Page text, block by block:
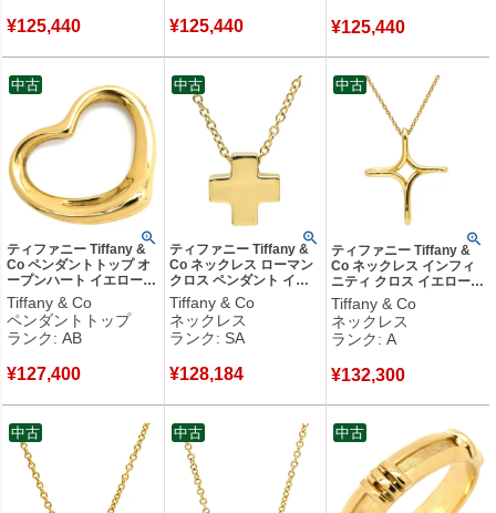
¥125,440 ¥125,440 ¥125,440
ティファニー Tiffany &
Co ペンダントトップ オ
ープンハート イエローゴ
ールド エルサペレッティ
ネックレストップ 18K
750 YG 【中古】中古品
Tiffany & Co
ペンダントトップ
ランク: AB
¥127,400
中古
ティファニー Tiffany &
Co ネックレス ローマン
クロス ペンダント イエ
ローゴールド T＆Co. 十
字架 CROSS 750YG 18
金 【中古】新品同様品
Tiffany & Co
ネックレス
ランク: SA
¥128,184
中古
ティファニー Tiffany &
Co ネックレス インフィ
ニティ クロス イエローゴ
ールド 750YG 18K 18金
エルサペレッティ 【中
古】中古美品
Tiffany & Co
ネックレス
ランク: A
¥132,300
中古
中古 中古 中古